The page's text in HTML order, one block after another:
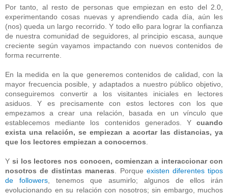
Por tanto, al resto de personas que empiezan en esto del 2.0,
experimentando cosas nuevas y aprendiendo cada día, aún les
(nos) queda un largo recorrido. Y todo ello para lograr la confianza
de nuestra comunidad de seguidores, al principio escasa, aunque
creciente según vayamos impactando con nuevos contenidos de
forma recurrente.
En la medida en la que generemos contenidos de calidad, con la
mayor frecuencia posible, y adaptados a nuestro público objetivo,
conseguiremos convertir a los visitantes iniciales en lectores
asiduos. Y es precisamente con estos lectores con los que
empezamos a crear una relación, basada en un vínculo que
establecemos mediante los contenidos generados. Y cuando
exista una relación, se empiezan a acortar las distancias, ya
que los lectores empiezan a conocernos.
Y si los lectores nos conocen, comienzan a interaccionar con
nosotros de distintas maneras. Porque existen diferentes tipos
de followers, tenemos que asumirlo; algunos de ellos irán
evolucionando en su relación con nosotros; sin embargo, muchos